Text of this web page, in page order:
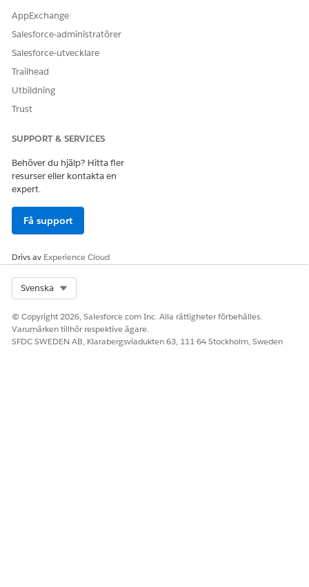
AppExchange
Salesforce-administratörer
Salesforce-utvecklare
Trailhead
Utbildning
Trust
SUPPORT & SERVICES
Behöver du hjälp? Hitta fler
resurser eller kontakta en
expert.
Få support
Drivs av Experience Cloud
Svenska
© Copyright 2026, Salesforce.com Inc. Alla rättigheter förbehålles.
Varumärken tillhör respektive ägare.
SFDC SWEDEN AB, Klarabergsviadukten 63, 111 64 Stockholm, Sweden